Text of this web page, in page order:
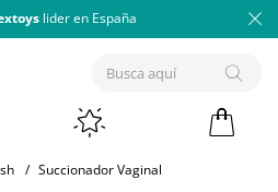
lider en España
/ Succionador Vaginal